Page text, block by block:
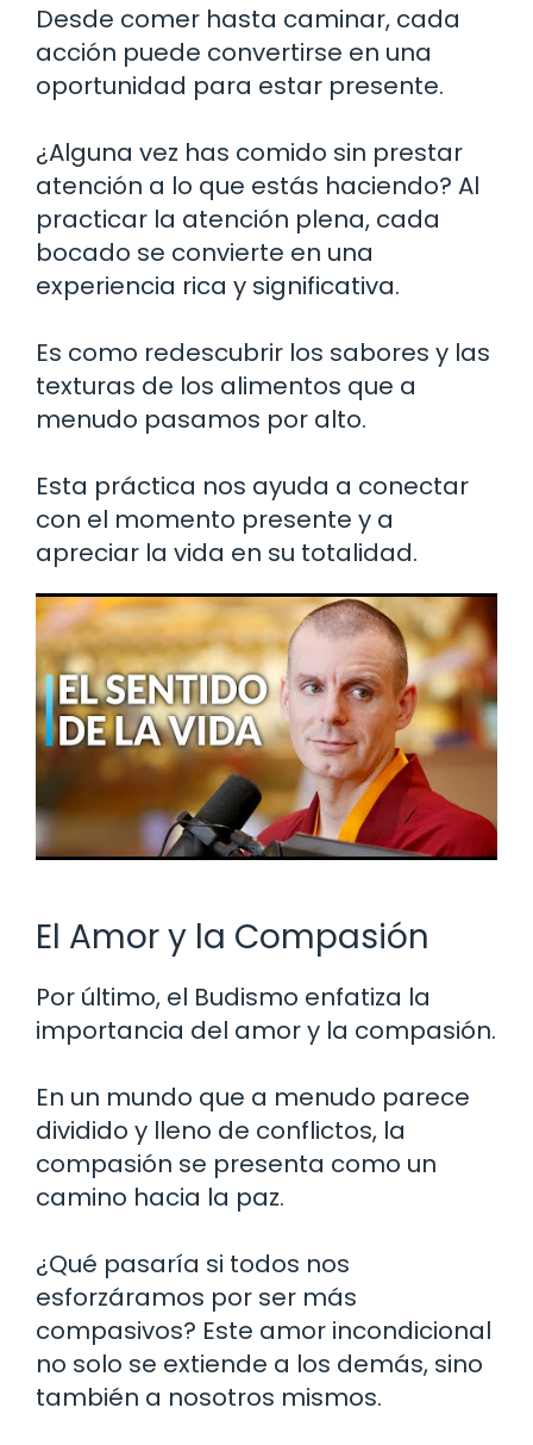
Desde comer hasta caminar, cada
acción puede convertirse en una
oportunidad para estar presente.
¿Alguna vez has comido sin prestar
atención a lo que estás haciendo? Al
practicar la atención plena, cada
bocado se convierte en una
experiencia rica y significativa.
Es como redescubrir los sabores y las
texturas de los alimentos que a
menudo pasamos por alto.
Esta práctica nos ayuda a conectar
con el momento presente y a
apreciar la vida en su totalidad.
El Amor y la Compasión
Por último, el Budismo enfatiza la
importancia del amor y la compasión.
En un mundo que a menudo parece
dividido y lleno de conflictos, la
compasión se presenta como un
camino hacia la paz.
¿Qué pasaría si todos nos
esforzáramos por ser más
compasivos? Este amor incondicional
no solo se extiende a los demás, sino
también a nosotros mismos.